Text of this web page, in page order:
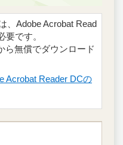
、Adobe Acrobat Read
要です。
ら無償でダウンロード
Acrobat Reader DCの